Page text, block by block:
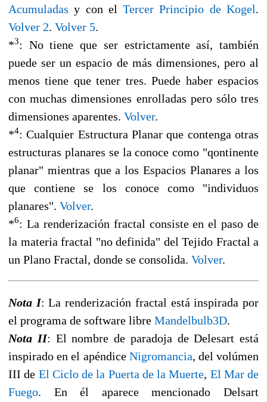
Acumuladas y con elTercer Principio de Kogel.
Volver 2. Volver 5.
*3: No tiene que ser estrictamente así, también
puede ser un espacio de más dimensiones, pero al
menos tiene que tener tres. Puede haber espacios
con muchas dimensiones enrolladas pero sólo tres
dimensiones aparentes. Volver.
*4: Cualquier Estructura Planar que contenga otras
estructuras planares se la conoce como "qontinente
planar" mientras que a los Espacios Planares a los
que contiene se los conoce como "individuos
planares". Volver.
*6: La renderización fractal consiste en el paso de
la materia fractal "no definida" del Tejido Fractal a
un Plano Fractal, donde se consolida. Volver.
Nota I: La renderización fractal está inspirada por
el programa de software libre Mandelbulb3D.
Nota II: El nombre de paradoja de Delesart está
inspirado en el apéndice Nigromancia, del volúmen
III de El Ciclo de la Puerta de la Muerte, El Mar de
Fuego. En él aparece mencionado Delsart